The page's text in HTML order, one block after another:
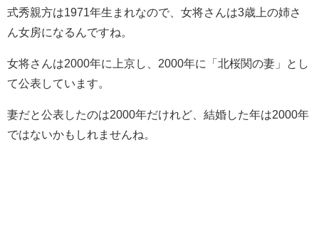
式秀親方は1971年生まれなので、女将さんは3歳上の姉さ
ん女房になるんですね。
女将さんは2000年に上京し、2000年に「北桜関の妻」とし
て公表しています。
妻だと公表したのは2000年だけれど、結婚した年は2000年
ではないかもしれませんね。